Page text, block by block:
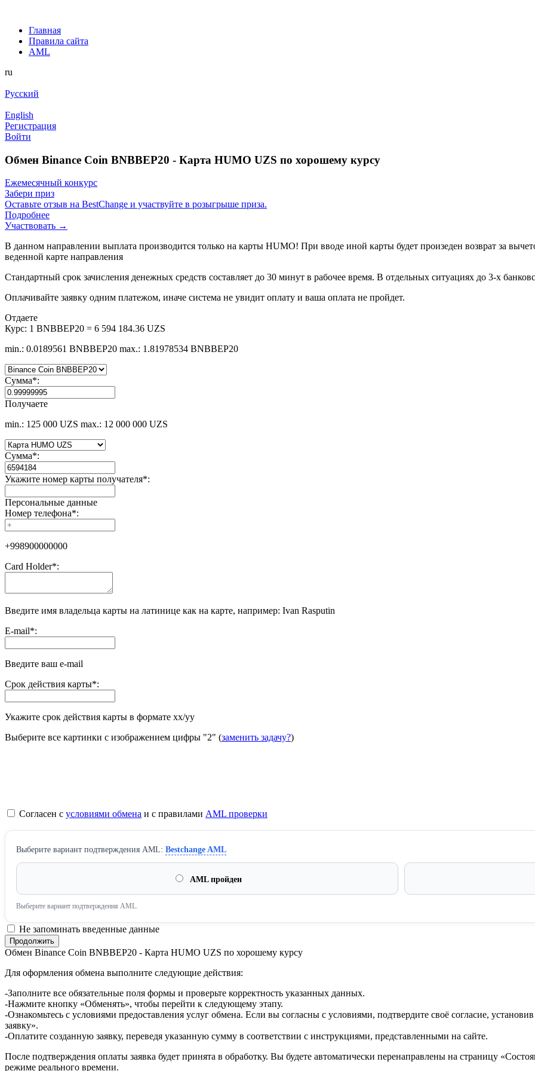
Главная
Правила сайта
AML
ru
Русский
English
Регистрация
Войти
Обмен Binance Coin BNBBEP20 - Карта HUMO UZS по хорошему курсу
Ежемесячный конкурс
Забери приз
Оставьте отзыв на BestChange и участвуйте в розыгрыше приза.
Подробнее
Участвовать →
В данном направлении выплата производится только на карты HUMO! При вводе иной карты будет произеден возврат за
веденной карте направления
Стандартный срок зачисления денежных средств составляет до 30 минут в рабочее время. В отдельных ситуациях до 3-х
Оплачивайте заявку одним платежом, иначе система не увидит оплату и ваша оплата не пройдет.
Отдаете
Курс: 1 BNBBEP20 = 6 594 184.36 UZS
min.: 0.0189561 BNBBEP20 max.: 1.81978534 BNBBEP20
Сумма*:
Получаете
min.: 125 000 UZS max.: 12 000 000 UZS
Сумма*:
Укажите номер карты получателя*:
Персональные данные
Номер телефона*:
+998900000000
Сard Holder*:
Введите имя владельца карты на латинице как на карте, например: Ivan Rasputin
E-mail*:
Введите ваш e-mail
Срок действия карты*:
Укажите срок действия карты в формате хх/yy
Выберите все картинки с изображением цифры "2" (заменить задачу?)
Согласен с условиями обмена и с правилами AML проверки
Выберите вариант подтверждения AML: Bestchange AML
AML пройден
Выберите вариант подтверждения AML.
Не запоминать введенные данные
Обмен Binance Coin BNBBEP20 - Карта HUMO UZS по хорошему курсу
Для оформления обмена выполните следующие действия:
-Заполните все обязательные поля формы и проверьте корректность указанных данных.
-Нажмите кнопку «Обменять», чтобы перейти к следующему этапу.
-Ознакомьтесь с условиями предоставления услуг обмена. Если вы согласны с условиями, подтвердите своё согласие,
заявку».
-Оплатите созданную заявку, переведя указанную сумму в соответствии с инструкциями, представленными на сайте.
После подтверждения оплаты заявка будет принята в обработку. Вы будете автоматически перенаправлены на страницу
режиме реального времени.